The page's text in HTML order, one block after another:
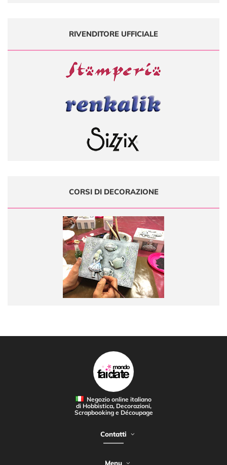
RIVENDITORE UFFICIALE
CORSI DI DECORAZIONE
Negozio online italiano
di Hobbistica, Decorazioni,
Scrapbooking e Découpage
Contatti
Menu